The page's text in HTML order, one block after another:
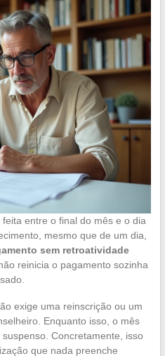
entre o final do mês e o dia
mesmo que de um dia,
sem retroatividade
reinicia o pagamento sozinha
exige uma reinscrição ou um
Enquanto isso, o mês
Concretamente, isso
que nada preenche